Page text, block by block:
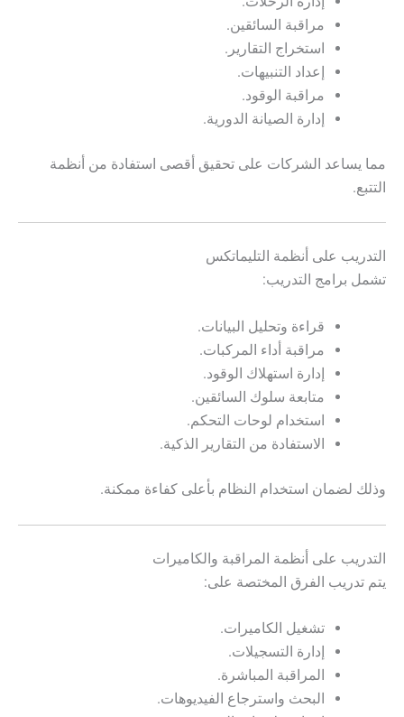
مراقبة السائقين.
استخراج التقارير.
إعداد التنبيهات.
مراقبة الوقود.
إدارة الصيانة الدورية.
مما يساعد الشركات على تحقيق أقصى استفادة من أنظمة
التتبع.
التدريب على أنظمة التليماتكس
تشمل برامج التدريب:
قراءة وتحليل البيانات.
مراقبة أداء المركبات.
إدارة استهلاك الوقود.
متابعة سلوك السائقين.
استخدام لوحات التحكم.
الاستفادة من التقارير الذكية.
وذلك لضمان استخدام النظام بأعلى كفاءة ممكنة.
التدريب على أنظمة المراقبة والكاميرات
يتم تدريب الفرق المختصة على:
تشغيل الكاميرات.
إدارة التسجيلات.
المراقبة المباشرة.
البحث واسترجاع الفيديوهات.